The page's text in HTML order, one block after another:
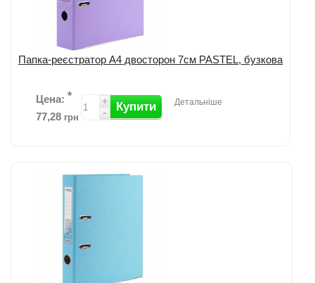
Папка-реєстратор А4 двосторон 7cм PASTEL, бузкова
Цена: *
77,28 грн
+
- Купити Детальніше
Додати до порівняння